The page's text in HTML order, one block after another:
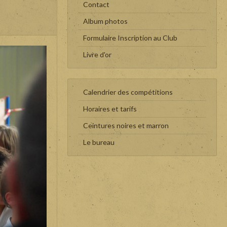
Contact
Album photos
Formulaire Inscription au Club
Livre d'or
Calendrier des compétitions
Horaires et tarifs
Ceintures noires et marron
Le bureau